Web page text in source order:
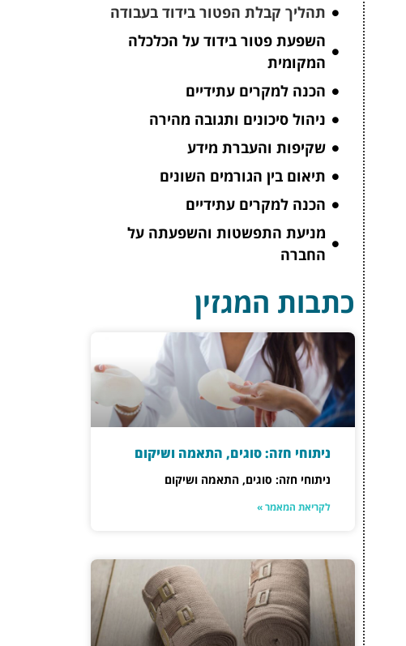
תהליך קבלת הפטור בידוד בעבודה
השפעת פטור בידוד על הכלכלה
המקומית
הכנה למקרים עתידיים
ניהול סיכונים ותגובה מהירה
שקיפות והעברת מידע
תיאום בין הגורמים השונים
הכנה למקרים עתידיים
מניעת התפשטות והשפעתה על
החברה
כתבות המגזין
ניתוחי חזה: סוגים, התאמה ושיקום
ניתוחי חזה: סוגים, התאמה ושיקום
לקריאת המאמר »